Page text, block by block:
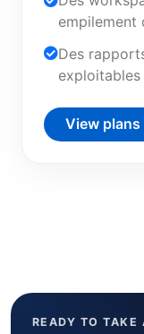
empilement
Des
exploitables
View plans
READY TO TAKE